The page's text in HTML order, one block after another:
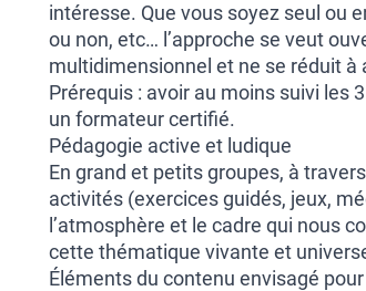
intéresse. Que vous soyez seul ou
ou non, etc… l’approche se veut
multidimensionnel et ne se réduit à
Prérequis : avoir au moins suivi les
un formateur certifié.
Pédagogie active et ludique
En grand et petits groupes, à
activités (exercices guidés, jeux,
l’atmosphère et le cadre qui nous
cette thématique vivante et
Éléments du contenu envisagé